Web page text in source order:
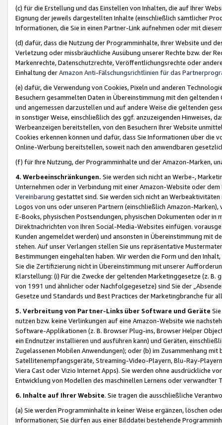
(c) für die Erstellung und das Einstellen von Inhalten, die auf Ihrer
Eignung der jeweils dargestellten Inhalte (einschließlich sämtlicher
Informationen, die Sie in einen Partner-Link aufnehmen oder mit
(d) dafür, dass die Nutzung der Programminhalte, Ihrer Website und
Verletzung oder missbräuchliche Ausübung unserer Rechte bzw. der
Markenrechte, Datenschutzrechte, Veröffentlichungsrechte oder
Einhaltung derAmazon Anti-Fälschungsrichtlinien für das
(e) dafür, die Verwendung von Cookies, Pixeln und anderen
Besuchern gesammelten Daten in Übereinstimmung mit den
und angemessen darzustellen und auf andere Weise die geltenden
in sonstiger Weise, einschließlich des ggf. anzuzeigenden Hinweises,
Werbeanzeigen bereitstellen, von den Besuchern Ihrer Website
Cookies erkennen können und dafür, dass Sie Informationen über die
Online-Werbung bereitstellen, soweit nach den anwendbaren
(f) für Ihre Nutzung, der Programminhalte und der Amazon-Marken,
4. Werbeeinschränkungen. Sie werden sich nicht an Werbe-,
Unternehmen oder in Verbindung mit einer Amazon-Website oder
Vereinbarung gestattet sind. Sie werden sich nicht an
Logos von uns oder unseren Partnern (einschließlich Amazon-
E-Books, physischen Postsendungen, physischen Dokumenten oder in
Direktnachrichten von Ihren Social-Media-Websites einfügen.
Kunden angemeldet werden) und ansonsten in Übereinstimmung mit
stehen. Auf unser Verlangen stellen Sie uns repräsentative
Bestimmungen eingehalten haben. Wir werden die Form und den
Sie die Zertifizierung nicht in Übereinstimmung mit unserer
Klarstellung: (i) Für die Zwecke der geltenden Marketinggesetze (z. B.
von 1991 und ähnlicher oder Nachfolgegesetze) sind Sie der
Gesetze und Standards und Best Practices der Marketingbranche für
5. Verbreitung von Partner-Links über Software und Geräte
nutzen bzw. keine Verlinkungen auf eine Amazon-Website wie
Software-Applikationen (z. B. Browser Plug-ins, Browser Helper
ein Endnutzer installieren und ausführen kann) und Geräten,
Zugelassenen Mobilen Anwendungen); oder (b) im Zusammenhang
Satellitenempfangsgeräte, Streaming-Video-Playern, Blu-Ray-
Viera Cast oder Vizio Internet Apps). Sie werden ohne ausdrückliche
Entwicklung von Modellen des maschinellen Lernens oder
6. Inhalte auf Ihrer Website. Sie tragen die ausschließliche
(a) Sie werden Programminhalte in keiner Weise ergänzen, löschen
Informationen; Sie dürfen aus einer Bilddatei bestehende